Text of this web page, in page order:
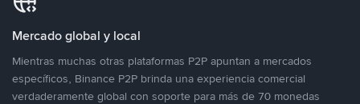
Mercado global y local
Mientras muchas otras plataformas P2P apuntan a mercados
específicos, Binance P2P brinda una experiencia comercial
verdaderamente global con soporte para más de 70 monedas